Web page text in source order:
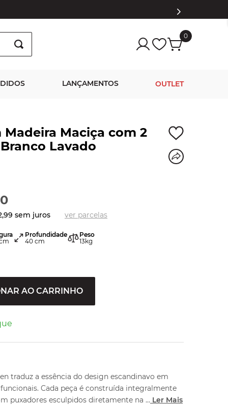
0
LANÇAMENTOS OUTLET
Madeira Maciça com 2
Lavado
,99 sem juros ver parcelas
Profundidade
40 cm
Peso
13kg
AO CARRINHO
traduz a essência do design escandinavo em
Cada peça é construída integralmente
puxadores esculpidos diretamente na ... Ler Mais